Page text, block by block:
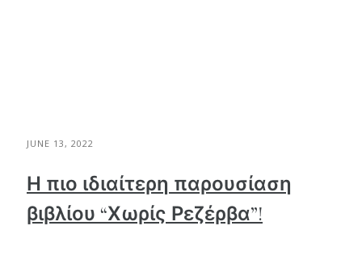
JUNE 13, 2022
Η πιο ιδιαίτερη παρουσίαση
βιβλίου “Χωρίς Ρεζέρβα”!